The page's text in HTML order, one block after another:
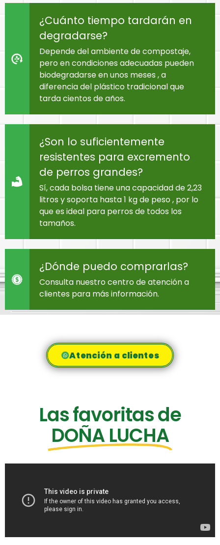
¿Cuánto tiempo tardarán en
degradarse?
Depende del ambiente de compostaje,
pero en condiciones adecuadas pueden
biodegradarse en unos meses , a
diferencia del plástico tradicional que
tarda cientos de años.
¿Son lo suficientemente
resistentes para excremento
de perros grandes?
Sí, cada bolsa tiene una capacidad de 2,23
litros y soporta hasta 1 kg de peso , por lo
que es ideal para perros de todos los
tamaños.
¿Dónde puedo comprarlas?
Consulta nuestro centro de atención a
clientes para más información.
Atención a clientes
Las favoritas de
DOÑA LUCHA